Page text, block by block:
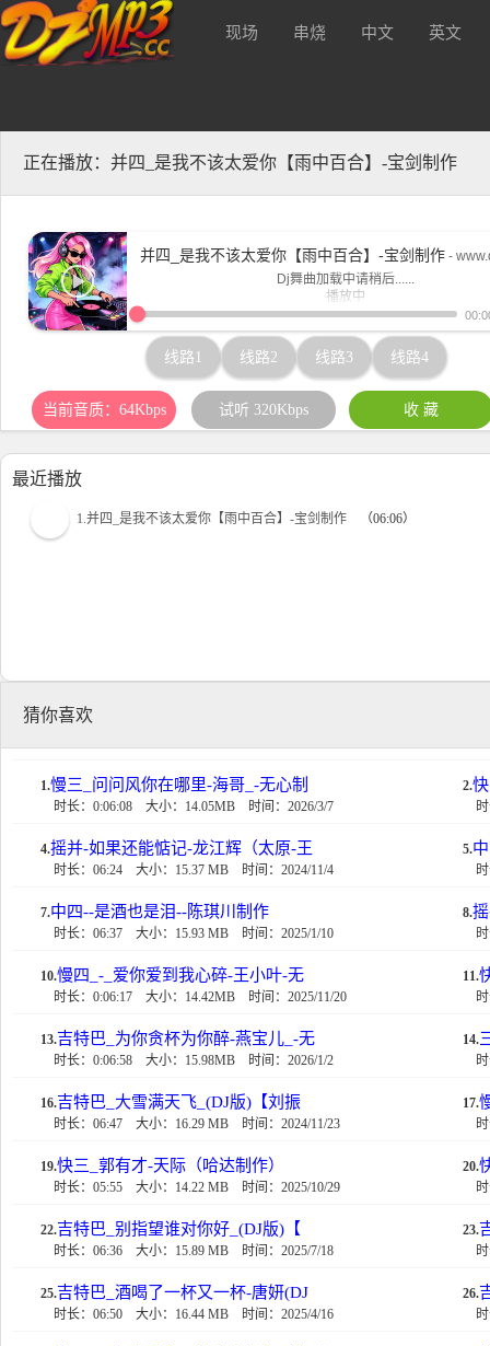
现场 串烧 中文 英文
正在播放：并四_是我不该太爱你【雨中百合】-宝剑制作
并四_是我不该太爱你【雨中百合】-宝剑制作 -
Dj舞曲加载中请稍后......
播放中
www.djmp3.cc
线路1 线路2 线路3 线路4
当前音质：64Kbps 试听 320Kbps 收 藏
最近播放
1.并四_是我不该太爱你【雨中百合】-宝剑制作 （06:06）
猜你喜欢
1.慢三_问问风你在哪里-海哥_-无心制
时长：0:06:08 大小：14.05MB 时间：2026/3/7
2.
4.摇并-如果还能惦记-龙江辉（太原-王
时长：06:24 大小：15.37 MB 时间：2024/11/4
5.
7.中四--是酒也是泪--陈琪川制作
时长：06:37 大小：15.93 MB 时间：2025/1/10
8.
10.慢四_-_爱你爱到我心碎-王小叶-无
时长：0:06:17 大小：14.42MB 时间：2025/11/20
11.
13.吉特巴_为你贪杯为你醉-燕宝儿_-无
时长：0:06:58 大小：15.98MB 时间：2026/1/2
14.
16.吉特巴_大雪满天飞_(DJ版)【刘振
时长：06:47 大小：16.29 MB 时间：2024/11/23
17.
19.快三_郭有才-天际（哈达制作）
时长：05:55 大小：14.22 MB 时间：2025/10/29
20.
22.吉特巴_别指望谁对你好_(DJ版)【
时长：06:36 大小：15.89 MB 时间：2025/7/18
23.
25.吉特巴_酒喝了一杯又一杯-唐妍(DJ
时长：06:50 大小：16.44 MB 时间：2025/4/16
26.